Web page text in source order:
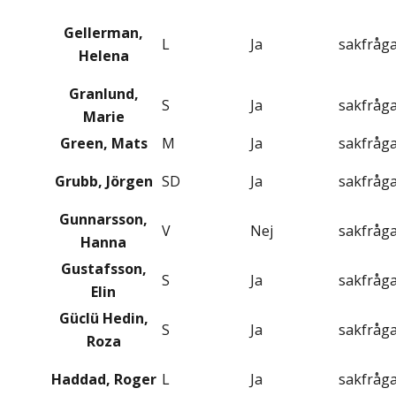
Gellerman,
Helena
L Ja
Granlund,
Marie
S Ja
Green, Mats
M Ja
Grubb, Jörgen SD Ja
Gunnarsson,
Hanna
V Nej
Gustafsson,
Elin
S Ja
Güclü Hedin,
Roza
S Ja
Haddad, Roger L Ja